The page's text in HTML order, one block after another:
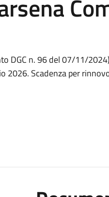
DGC n. 96 del 07/11/
2026. Scadenza per